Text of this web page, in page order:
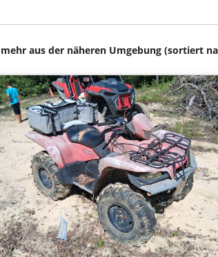
mehr aus der näheren Umgebung (sortiert